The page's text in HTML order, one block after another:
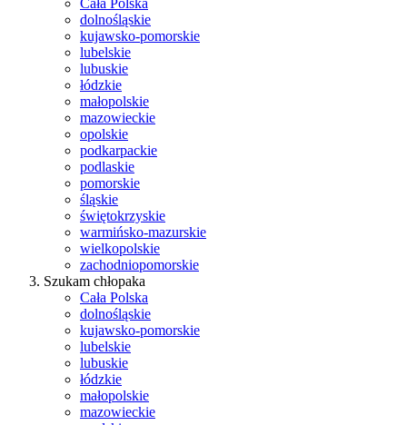
Cała Polska
dolnośląskie
kujawsko-pomorskie
lubelskie
lubuskie
łódzkie
małopolskie
mazowieckie
opolskie
podkarpackie
podlaskie
pomorskie
śląskie
świętokrzyskie
warmińsko-mazurskie
wielkopolskie
zachodniopomorskie
Szukam chłopaka
Cała Polska
dolnośląskie
kujawsko-pomorskie
lubelskie
lubuskie
łódzkie
małopolskie
mazowieckie